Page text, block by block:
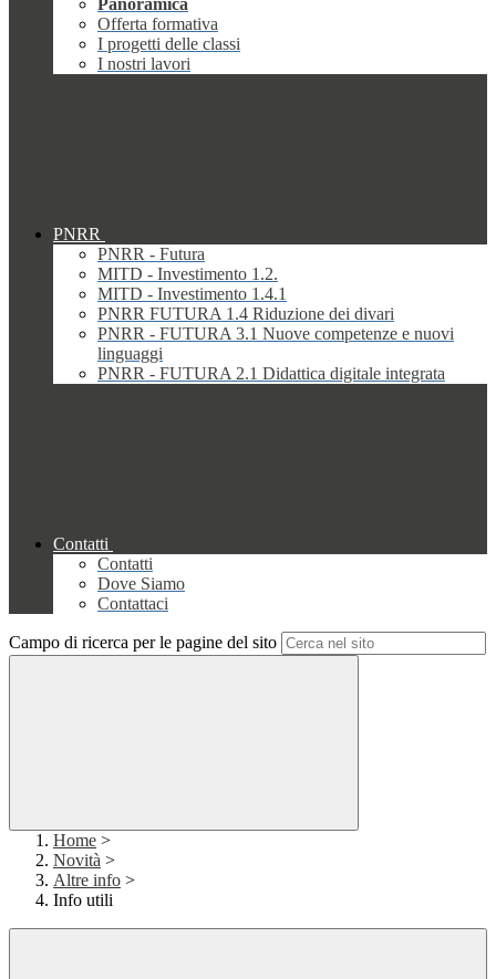
Panoramica
Offerta formativa
I progetti delle classi
I nostri lavori
PNRR
PNRR - Futura
MITD - Investimento 1.2.
MITD - Investimento 1.4.1
PNRR FUTURA 1.4 Riduzione dei divari
PNRR - FUTURA 3.1 Nuove competenze e nuovi
linguaggi
PNRR - FUTURA 2.1 Didattica digitale integrata
Contatti
Contatti
Dove Siamo
Contattaci
Campo di ricerca per le pagine del sito
Home >
Novità >
Altre info >
Info utili